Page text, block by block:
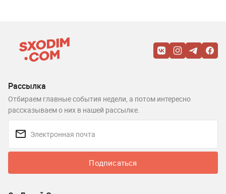
Рассылка
Отбираем главные события недели, а потом интересно
рассказываем о них в нашей рассылке.
Подписаться